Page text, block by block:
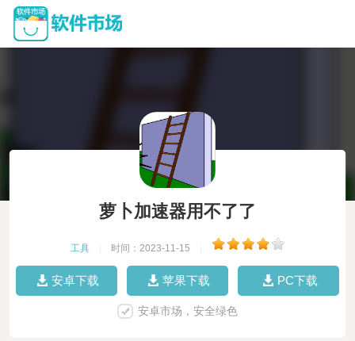
萝卜加速器用不了了
工具 时间：2023-11-15
安卓下载 苹果下载 PC下载
安卓市场，安全绿色